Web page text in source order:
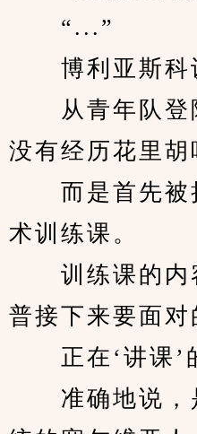
“...”
博利亚斯科
从青年队登
没有经历花里胡
而是首先被
术训练课。
训练课的内
普接下来要面对
正在‘讲课’
准确地说，